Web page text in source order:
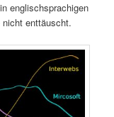
in englischsprachigen
nicht enttäuscht.